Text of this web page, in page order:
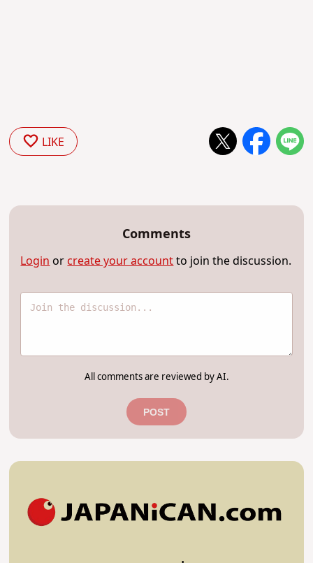
LIKE
Comments
Loginorcreate your accountto join the discussion.
All comments are reviewed by AI.
POST